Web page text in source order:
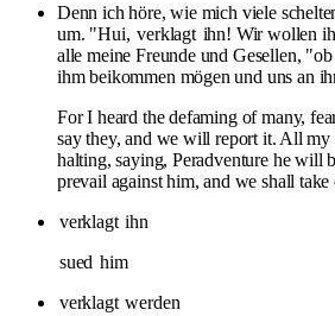
Denn ich höre, wie mich viele
um. "Hui, verklagt ihn! Wir wollen
alle meine Freunde und Gesellen,
ihm beikommen mögen und uns an
For I heard the defaming of many,
say they, and we will report it. All
halting, saying, Peradventure he will
prevail against him, and we shall
verklagt ihn
sued him
verklagt werden